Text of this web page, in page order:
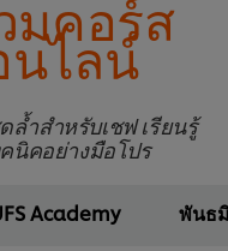
รวมคอร์ส
นไลน์
ล้ำสำหรับเชฟ เรียนรู้
นิคอย่างมือโปร
Academy พันธ